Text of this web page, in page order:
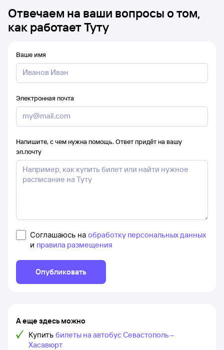
Отвечаем на ваши вопросы о том,
как работает Туту
Ваше имя
Электронная почта
Напишите, с чем нужна помощь. Ответ придёт на вашу
эл.почту
Соглашаюсь на обработку персональных данных
и правила размещения
Опубликовать
А еще здесь можно
Купить билеты на автобус Севастополь –
Хасавюрт